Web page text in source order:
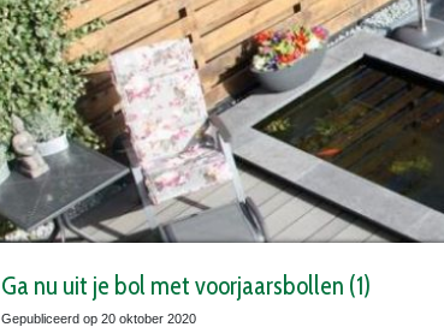
Ga nu uit je bol met voorjaarsbollen (1)
Gepubliceerd op 20 oktober 2020